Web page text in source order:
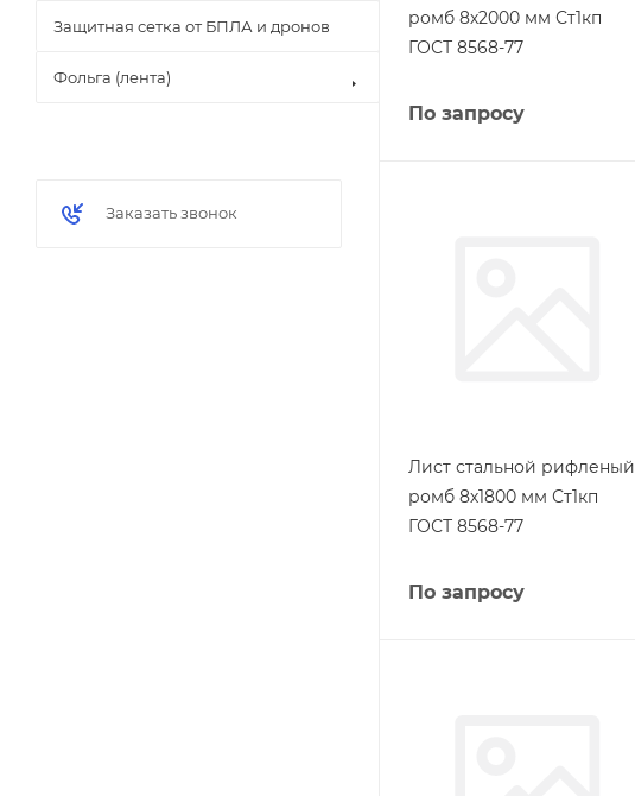
ромб 8х2000 мм Ст1кп
ГОСТ 8568-77
По запросу
Лист стальной рифленый
ромб 8х1800 мм Ст1кп
ГОСТ 8568-77
По запросу
Защитная сетка от БПЛА и дронов
Фольга (лента)
Заказать звонок